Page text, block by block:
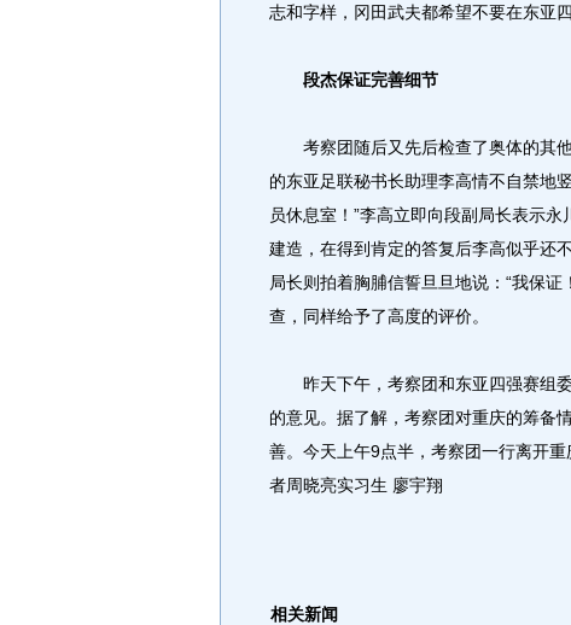
志和字样，冈田武夫都希望不要在东亚
段杰保证完善细节
考察团随后又先后检查了奥体的其他
的东亚足联秘书长助理李高情不自禁地
员休息室！”李高立即向段副局长表示
建造，在得到肯定的答复后李高似乎还
局长则拍着胸脯信誓旦旦地说：“我保
查，同样给予了高度的评价。
昨天下午，考察团和东亚四强赛组委
的意见。据了解，考察团对重庆的筹备
善。今天上午9点半，考察团一行离开
者周晓亮实习生 廖宇翔
相关新闻